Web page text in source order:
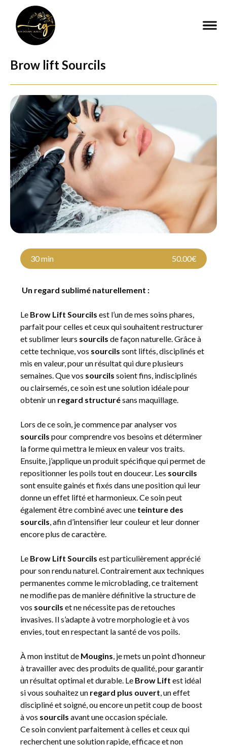
Brow lift Sourcils
30 min 50.00€
Un regard sublimé naturellement :
Le Brow Lift Sourcils est l’un de mes soins phares,
parfait pour celles et ceux qui souhaitent restructurer
et sublimer leurs sourcils de façon naturelle. Grâce à
cette technique, vos sourcils sont liftés, disciplinés et
mis en valeur, pour un résultat qui dure plusieurs
semaines. Que vos sourcils soient fins, indisciplinés
ou clairsemés, ce soin est une solution idéale pour
obtenir un regard structurésans maquillage.
Lors de ce soin, je commence par analyser vos
sourcils pour comprendre vos besoins et déterminer
la forme qui mettra le mieux en valeur vos traits.
Ensuite, j’applique un produit spécifique qui permet de
repositionner les poils tout en douceur. Les sourcils
sont ensuite gainés et fixés dans une position qui leur
donne un effet lifté et harmonieux. Ce soin peut
également être combiné avec une teinture des
sourcils, afin d’intensifier leur couleur et leur donner
encore plus de caractère.
Le Brow Lift Sourcils est particulièrement apprécié
pour son rendu naturel. Contrairement aux techniques
permanentes comme le microblading, ce traitement
ne modifie pas de manière définitive la structure de
vos sourcils et ne nécessite pas de retouches
invasives. Il s’adapte à votre morphologie et à vos
envies, tout en respectant la santé de vos poils.
À mon institut de Mougins, je mets un point d’honneur
à travailler avec des produits de qualité, pour garantir
un résultat optimal et durable. Le Brow Lift est idéal
si vous souhaitez un regard plus ouvert, un effet
discipliné et soigné, ou encore un petit coup de boost
à vos sourcils avant une occasion spéciale.
Ce soin convient parfaitement à celles et ceux qui
recherchent une solution rapide, efficace et non